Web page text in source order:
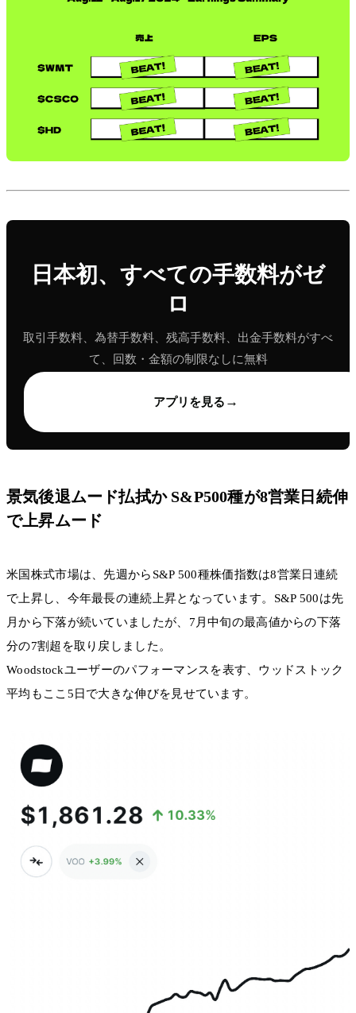
日本初、すべての手数料がゼ
ロ
取引手数料、為替手数料、残高手数料、出金手数料がすべ
て、回数・金額の制限なしに無料
アプリを見る →
景気後退ムード払拭か S&P500種が8営業日続伸
で上昇ムード
米国株式市場は、先週からS&P 500種株価指数は8営業日連続
で上昇し、今年最長の連続上昇となっています。S&P 500は先
月から下落が続いていましたが、7月中旬の最高値からの下落
分の7割超を取り戻しました。
Woodstockユーザーのパフォーマンスを表す、ウッドストック
平均もここ5日で大きな伸びを見せています。